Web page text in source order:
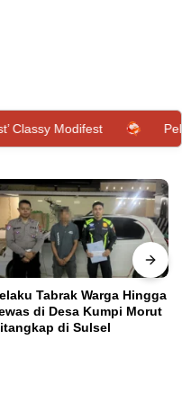
Pelaku Tabrak
hati! Enam Kebiasaan
Ini Diam-diam Picu
Tinggi
2022
Jagung
Panen 10 Ton